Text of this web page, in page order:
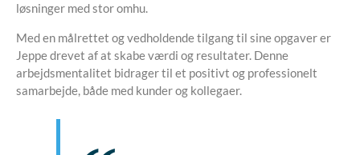
løsninger med stor omhu.
Med en målrettet og vedholdende tilgang til sine opgaver er
Jeppe drevet af at skabe værdi og resultater. Denne
arbejdsmentalitet bidrager til et positivt og professionelt
samarbejde, både med kunder og kollegaer.